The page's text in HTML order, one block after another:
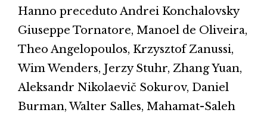
Hanno preceduto Andrei Konchalovsky
Giuseppe Tornatore, Manoel de Oliveira,
Theo Angelopoulos, Krzysztof Zanussi,
Wim Wenders, Jerzy Stuhr, Zhang Yuan,
Aleksandr Nikolaevič Sokurov, Daniel
Burman, Walter Salles, Mahamat-Saleh